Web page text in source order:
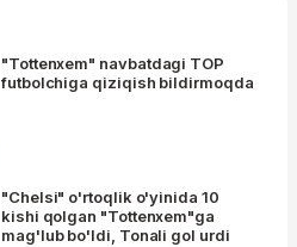
"Tottenxem" navbatdagi TOP
futbolchiga qiziqish bildirmoqda
"Chelsi" o'rtoqlik o'yinida 10
kishi qolgan "Tottenxem"ga
mag'lub bo'ldi, Tonali gol urdi